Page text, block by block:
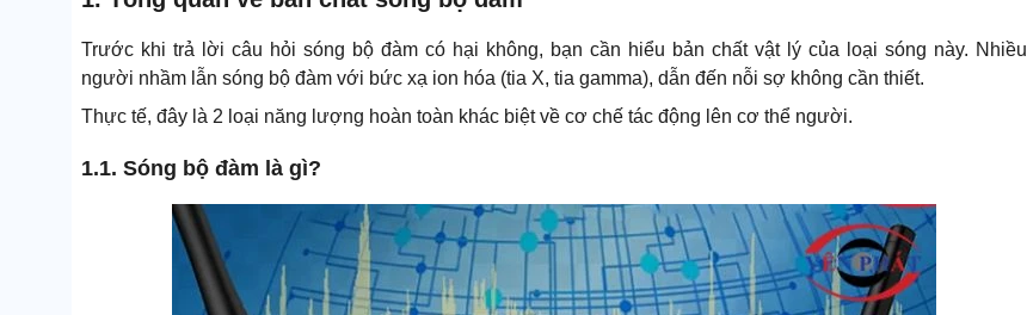
Trước khi trả lời câu hỏi sóng bộ đàm có hại không, bạn cần hiểu bản chất vật lý của loại sóng này. Nhiều
người nhầm lẫn sóng bộ đàm với bức xạ ion hóa (tia X, tia gamma), dẫn đến nỗi sợ không cần thiết.
Thực tế, đây là 2 loại năng lượng hoàn toàn khác biệt về cơ chế tác động lên cơ thể người.
1.1. Sóng bộ đàm là gì?